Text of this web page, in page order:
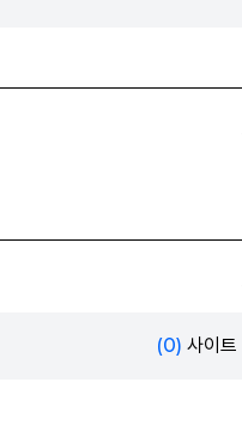
(0) 사이트